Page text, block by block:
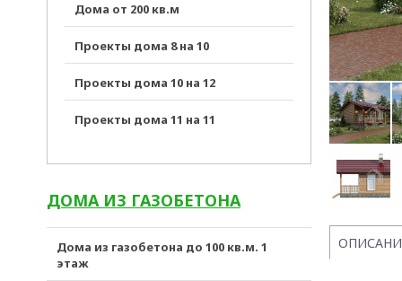
Дома от 200 кв.м
Проекты дома 8 на 10
Проекты дома 10 на 12
Проекты дома 11 на 11
ДОМА ИЗ ГАЗОБЕТОНА
Дома из газобетона до 100 кв.м. 1
этаж